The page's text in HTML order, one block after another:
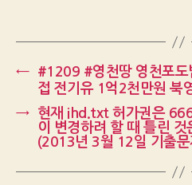
←
#1209 #영천땅 영천포
접 전기유 1억2천만원 북
→
현재 ihd.txt 허가권은
이 변경하려 할 때 틀린
(2013년 3월 12일 기출